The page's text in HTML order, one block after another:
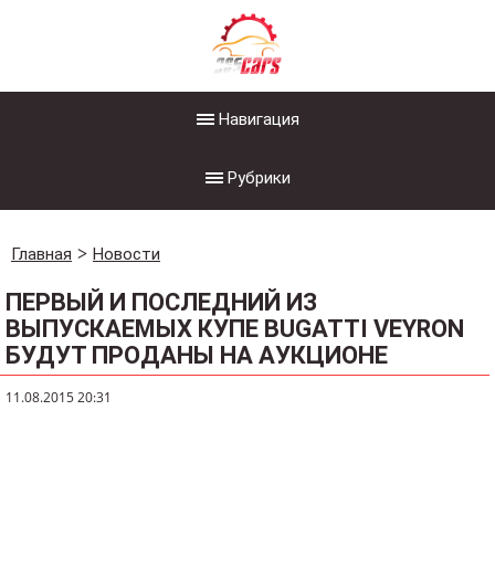
Навигация
Рубрики
Главная Новости
ПЕРВЫЙ И ПОСЛЕДНИЙ ИЗ
ВЫПУСКАЕМЫХ КУПЕ BUGATTI VEYRON
БУДУТ ПРОДАНЫ НА АУКЦИОНЕ
11.08.2015 20:31